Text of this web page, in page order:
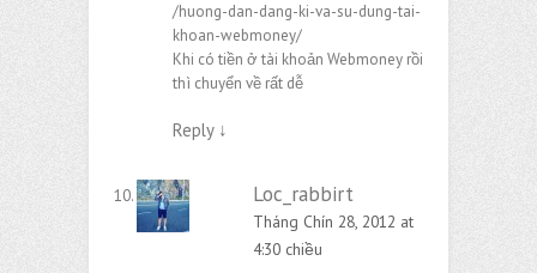
/huong-dan-dang-ki-va-su-dung-tai-
khoan-webmoney/
Khi có tiền ở tài khoản Webmoney rồi
thì chuyển về rất dễ
Reply ↓
Loc_rabbirt
Tháng Chín 28, 2012 at
4:30 chiều